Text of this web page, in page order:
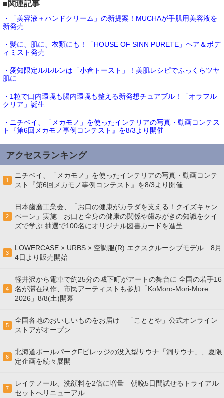
■関連記事
・「美容液＋ハンドクリーム」の新提案！MUCHAが手肌用美容液を
新発売
・髪に、肌に、衣類にも！「HOUSE OF SINN PURETE」ヘア＆ボデ
ィミスト発売
・愛知限定ルルルンは「小倉トースト」！美肌レシピでふっくらツヤ
肌に
・1粒で口内環境も腸内環境も整える新発想チュアブル！「オラフル
クリア」誕生
・ニチベイ、「メカモノ」を使ったインテリアの写真・動画コンテス
ト『第6回メカモノ事例コンテスト』を8/3より開催
アクセスランキング
1
ニチベイ、「メカモノ」を使ったインテリアの写真・動画コンテ
スト『第6回メカモノ事例コンテスト』を8/3より開催
2
日本歯磨工業会、「お口の健康がカラダを支える！クイズキャン
ペーン」実施 お口と全身の健康の関係や歯みがきの知識をクイ
ズで学ぶ 抽選で100名にオリジナル図書カードを進呈
3
LOWERCASE × URBS × 空調服(R) エクスクルーシブモデル 8月
4日より販売開始
4
軽井沢から電車で約25分の城下町がアートの舞台に 全国の若手16
名が滞在制作、市民アーティストも参加「KoMoro-Mori-More
2026」8/8(土)開幕
5
全国各地のおいしいものをお届け 「こととや」公式オンライン
ストアがオープン
6
北海道ボールパークFビレッジの没入型サウナ「洞サウナ」、夏限
定企画を続々展開
7
レイテノール、洗顔料を2倍に増量 朝晩5日間試せるトライアル
セットへリニューアル